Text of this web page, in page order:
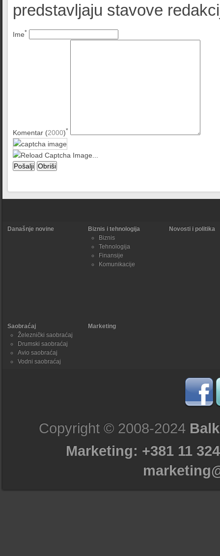
predstavljaju stavove
Ime*
Komentar (2000)*
Današnje novine
Biznis i tehnologija
Biznis
Tehnologija
Finansije
Komunikacije
Novosti i politika
Saobraćaj
Železnički saobraćaj
Drumski saobraćaj
Avio saobraćaj
Vodni saobraćaj
Marketing
Copyright © 2008-2024
Marketing: +381 11